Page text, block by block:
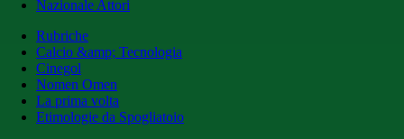
Nazionale Attori
Rubriche
Calcio &amp; Tecnologia
Cinegol
Nomen Omen
La prima volta
Etimologie da Spogliatoio